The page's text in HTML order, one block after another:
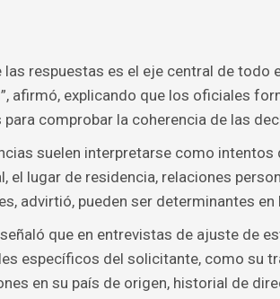
respuestas es el eje central de todo
afirmó, explicando que los oficiales
comprobar la coherencia de las
suelen interpretarse como intentos
el lugar de residencia, relaciones
advirtió, pueden ser determinantes en
que en entrevistas de ajuste de
específicos del solicitante, como su
en su país de origen, historial de